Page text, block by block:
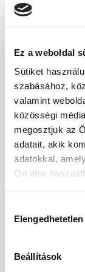
Ez a weboldal
Sütiket
szabásához,
valamint
közösségi
megosztjuk az
adatait, akik
adatokkal,
Ön által
kiválasztása
Elengedhetetlen
Beállítások
Jázmin rizs
Tárolja
lezárt
A